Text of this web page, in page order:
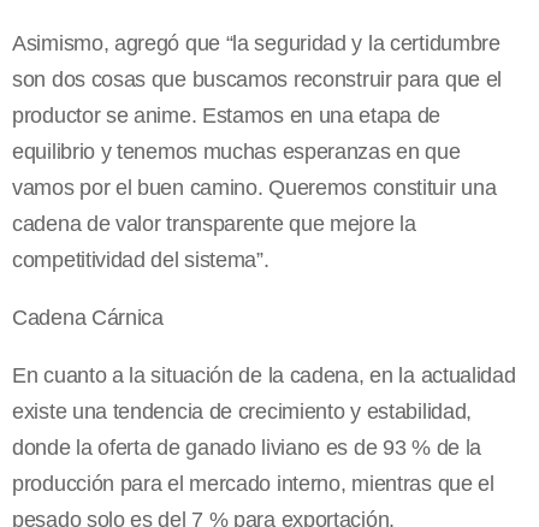
Asimismo, agregó que “la seguridad y la certidumbre
son dos cosas que buscamos reconstruir para que el
productor se anime. Estamos en una etapa de
equilibrio y tenemos muchas esperanzas en que
vamos por el buen camino. Queremos constituir una
cadena de valor transparente que mejore la
competitividad del sistema”.
Cadena Cárnica
En cuanto a la situación de la cadena, en la actualidad
existe una tendencia de crecimiento y estabilidad,
donde la oferta de ganado liviano es de 93 % de la
producción para el mercado interno, mientras que el
pesado solo es del 7 % para exportación.